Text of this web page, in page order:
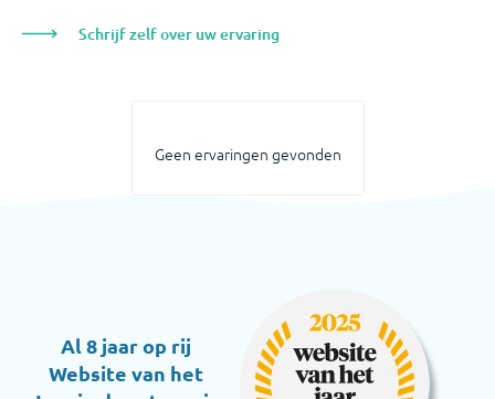
Schrijf zelf over uw ervaring
Geen ervaringen gevonden
Al 8 jaar op rij
Website van het